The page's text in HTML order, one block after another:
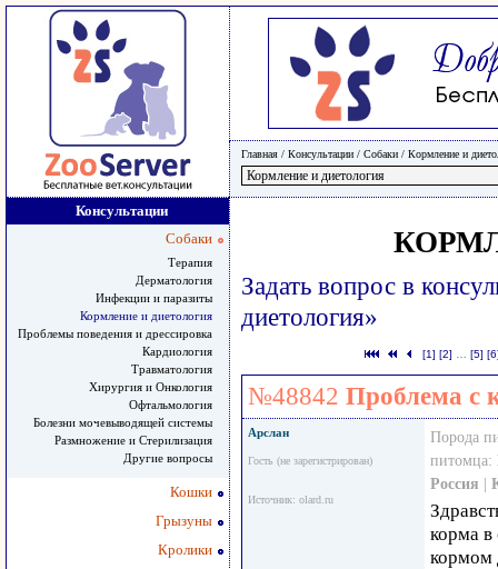
Главная / Консультации / Собаки / Кормление и
Консультации
Собаки
Терапия
Дерматология
Инфекции и паразиты
Кормление и диетология
Проблемы поведения и дрессировка
Кардиология
Травматология
Хирургия и Онкология
Офтальмология
Болезни мочевыводящей системы
Размножение и Стерилизация
Другие вопросы
Кошки
Грызуны
Кролики
Задать вопрос в
диетология»
[1] [2] …[5]
№48842 Проблема с
Арслан
Гость (не зарегистрирован)
Источник: olard.ru
Порода
питомца:
Россия |
корма в
кормом